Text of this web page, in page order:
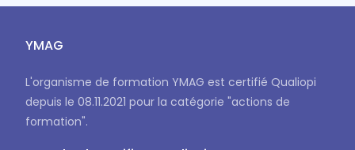
YMAG
L'organisme de formation YMAG est certifié Qualiopi
depuis le 08.11.2021 pour la catégorie "actions de
formation".